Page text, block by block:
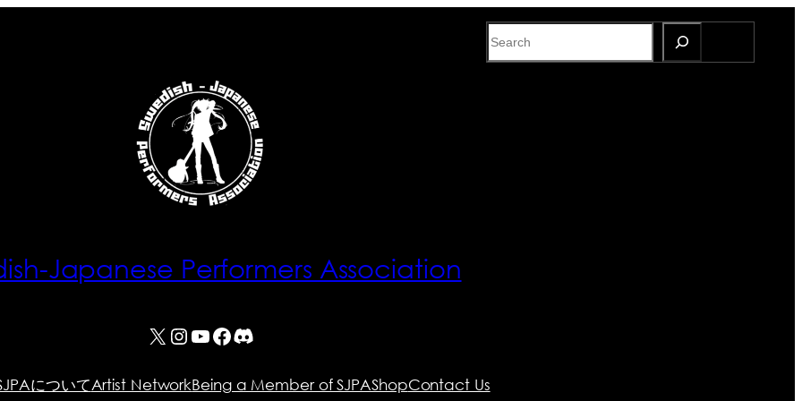
Search
Japanese Performers Association
X Instagram
YouTube
Facebook
Discord
についてArtist NetworkBeing a Member of SJPAShopContact Us